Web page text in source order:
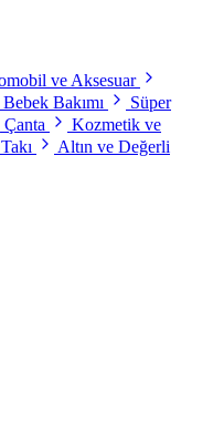
ve Aksesuar
Bakımı
Süper
Çanta
Kozmetik ve
Altın ve Değerli